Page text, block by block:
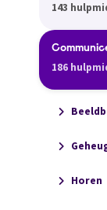
143
186
Horen